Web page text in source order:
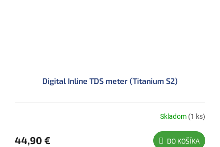
Digital Inline TDS meter (Titanium S2)
Skladom (1 ks)
44,90 € DO KOŠÍKA